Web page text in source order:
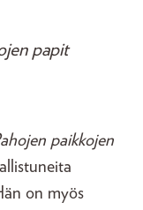
papit
paikkojen
on myös